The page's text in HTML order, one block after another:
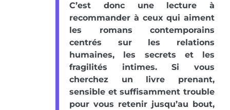
C’est donc une lecture à
recommander à ceux qui aiment
les romans contemporains
centrés sur les relations
humaines, les secrets et les
fragilités intimes. Si vous
cherchez un livre prenant,
sensible et suffisamment trouble
pour vous retenir jusqu’au bout,